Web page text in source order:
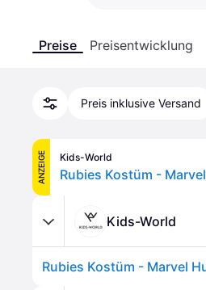
Preise Preisentwicklung
Preis inklusive Versand
ANZEIGE Kids-World
Kids-World